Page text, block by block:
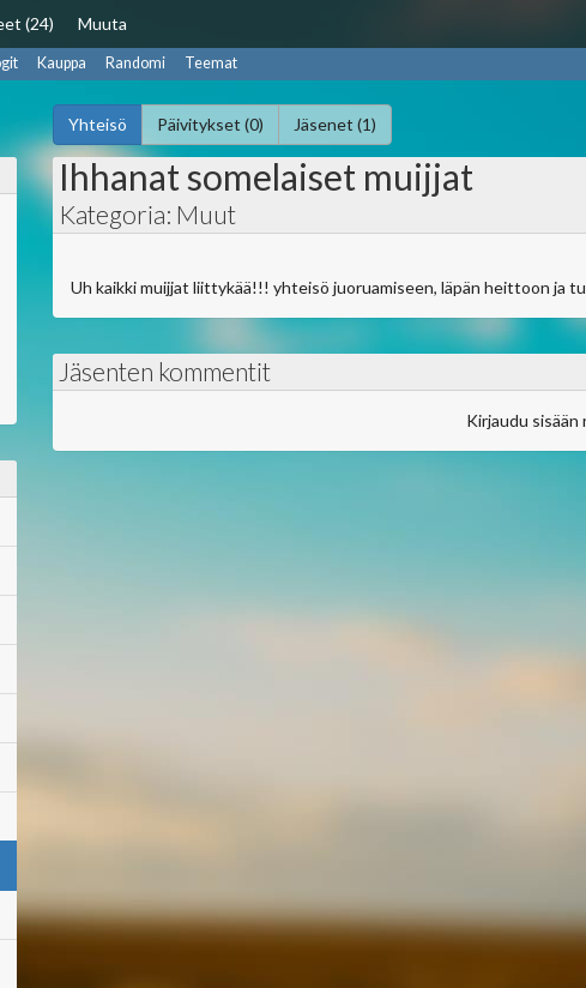
(24) Muuta
Kauppa Randomi Teemat
Yhteisö Päivitykset (0) Jäsenet (1)
Ihhanat somelaiset muijjat
Kategoria: Muut
Uh kaikki muijjat liittykää!!! yhteisö juoruamiseen, läpän heittoon ja
Jäsenten kommentit
Kirjaudu